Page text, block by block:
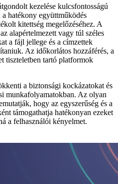
kezelése kulcsfontosságú
hatékony együttműködés
kitettség megelőzéséhez. A
alapértelmezett vagy túl széles
a fájl jellege és a címzettek
Az időkorlátos hozzáférés, a
tiszteletben tartó platformok
a biztonsági kockázatokat és
munkafolyamatokban. Az olyan
hogy az egyszerűség és a
támogathatja hatékonyan ezeket
a felhasználói kényelmet.